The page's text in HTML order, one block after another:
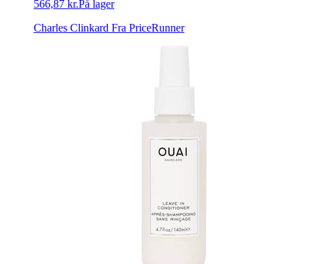
566,87 kr.På lager
Charles Clinkard Fra PriceRunner